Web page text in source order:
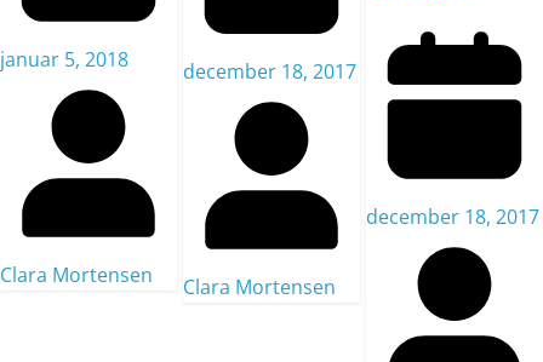
januar 5, 2018
Clara Mortensen
december 18, 2017
Clara Mortensen
december 18, 2017